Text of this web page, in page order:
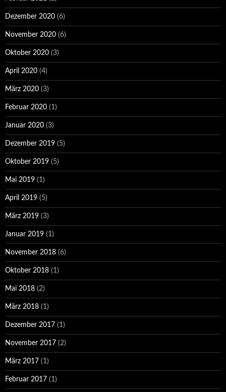
Dezember 2020 (6)
November 2020 (6)
Oktober 2020 (3)
April 2020 (4)
März 2020 (3)
Februar 2020 (1)
Januar 2020 (3)
Dezember 2019 (5)
Oktober 2019 (5)
Mai 2019 (1)
April 2019 (5)
März 2019 (3)
Januar 2019 (1)
November 2018 (6)
Oktober 2018 (1)
Mai 2018 (2)
März 2018 (1)
Dezember 2017 (1)
November 2017 (2)
März 2017 (1)
Februar 2017 (1)